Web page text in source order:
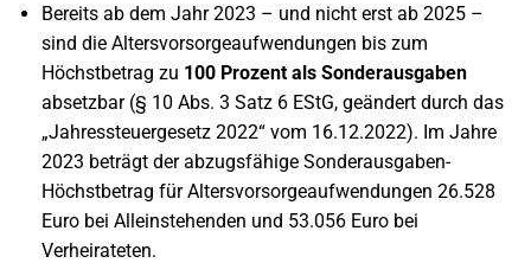
Bereits ab dem Jahr 2023 – und nicht erst ab 2025 –
sind die Altersvorsorgeaufwendungen bis zum
Höchstbetrag zu 100 Prozent als Sonderausgaben
absetzbar (§ 10 Abs. 3 Satz 6 EStG, geändert durch das
„Jahressteuergesetz 2022“ vom 16.12.2022). Im Jahre
2023 beträgt der abzugsfähige Sonderausgaben-
Höchstbetrag für Altersvorsorgeaufwendungen 26.528
Euro bei Alleinstehenden und 53.056 Euro bei
Verheirateten.